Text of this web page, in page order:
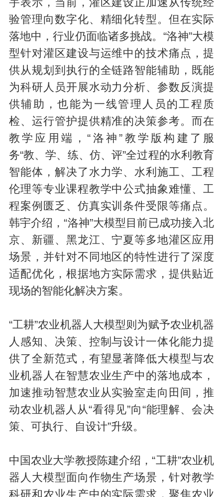
验管理向数字化、精细化转型。但在实际
落地中，行业仍面临诸多挑战。“洛神”大模
型针对灌区建设与运维中的技术痛点，提
供从规划到执行的全链路智能辅助，既能
为科研人员开展水动力分析、参数反演提
供辅助，也能为一线管理人员的工程质
检、运行管护提供精准的决策参考。而在
教学应用端，“洛神”教学版构建了服
务“教、学、练、仿、评”全过程的水利教育
智能体，解决了水力学、水利施工、工程
伦理等专业课程教学中公式抽象难懂、工
程案例匮乏、仿真实训条件受限等痛点。
韩宇介绍，“洛神”大模型目前已成功接入北
京、新疆、黑龙江、宁夏等多地灌区应用
场景，并针对不同地区的特性进行了深度
适配优化，根据地方实际需求，提供贴近
现场的智能化解决方案。
“工耕”农业机器人大模型则为赋予农业机器
人感知、决策、控制与设计一体化能力提
供了全新范式，有望显著降低大模型与农
业机器人在智慧农业生产中的落地成本，
加速推动智慧农业从实验室走向田间，推
动农业机器人从“看得见”向“能理解、会决
策、可执行、自设计”升级。
中国农业大学教授陈建介绍，“工耕”农业机
器人大模型面向作物生产场景，针对教学
科研和农业生产中的实际需求，聚焦农业